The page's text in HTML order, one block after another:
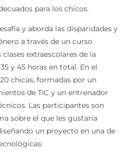
para los chicos.
y aborda las disparidades y
a través de un curso
extraescolares de la
y 45 horas en total. En el
chicas, formadas por un
de TIC y un entrenador
Las participantes son
sobre el que les gustaría
un proyecto en una de